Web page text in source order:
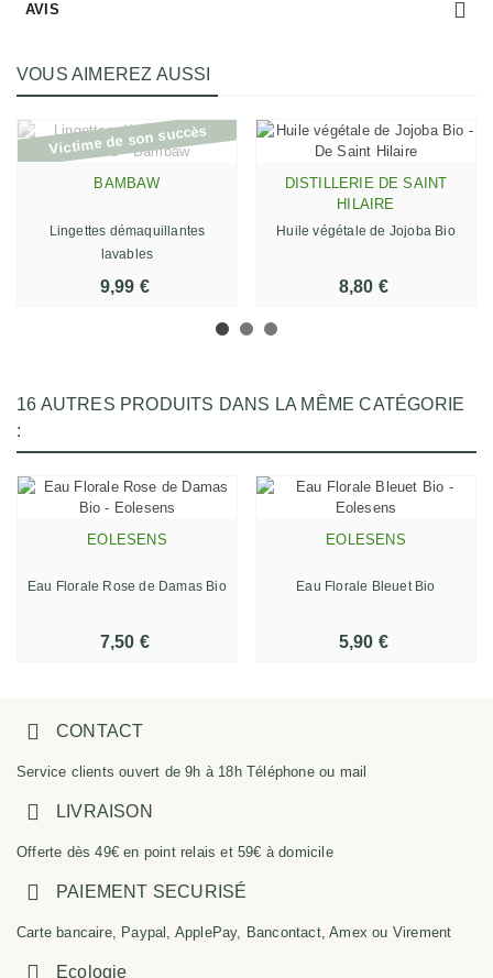
AVIS
VOUS AIMEREZ AUSSI
Victime de son succès
BAMBAW
Lingettes démaquillantes
lavables
9,99 €
DISTILLERIE DE SAINT
HILAIRE
Huile végétale de Jojoba Bio
8,80 €
16 AUTRES PRODUITS DANS LA MÊME CATÉGORIE
:
EOLESENS
Eau Florale Rose de Damas Bio
7,50 €
EOLESENS
Eau Florale Bleuet Bio
5,90 €
CONTACT
Service clients ouvert de 9h à 18h Téléphone ou mail
LIVRAISON
Offerte dès 49€ en point relais et 59€ à domicile
PAIEMENT SECURISÉ
Carte bancaire, Paypal, ApplePay, Bancontact, Amex ou Virement
Ecologie